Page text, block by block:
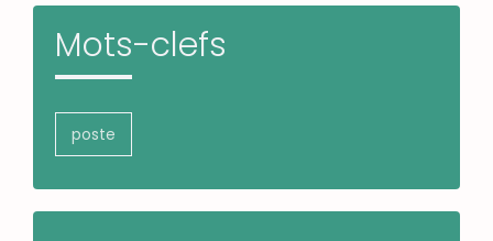
Mots-clefs
poste